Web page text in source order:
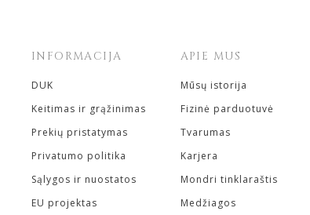
INFORMACIJA
DUK
Keitimas ir grąžinimas
Prekių pristatymas
Privatumo politika
Sąlygos ir nuostatos
EU projektas
APIE MUS
Mūsų istorija
Fizinė parduotuvė
Tvarumas
Karjera
Mondri tinklaraštis
Medžiagos